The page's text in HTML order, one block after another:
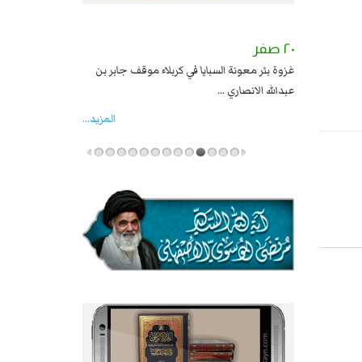
٢٠ صفر
غزوة بئر معونة السبايا في كربلاء موقف جابر بن
عبدالله الانصاري ...
المزید...